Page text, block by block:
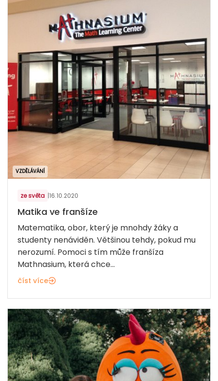
VZDĚLÁVÁNÍ
ze světa |16.10.2020
Matika ve franšíze
Matematika, obor, který je mnohdy žáky a
studenty nenáviděn. Většinou tehdy, pokud mu
nerozumí. Pomoci s tím může franšíza
Mathnasium, která chce...
číst více